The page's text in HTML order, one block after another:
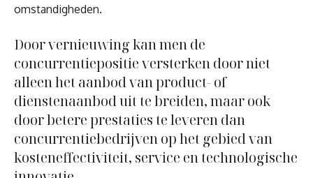
omstandigheden.
Door vernieuwing kan men de
concurrentiepositie versterken door niet
alleen het aanbod van product- of
dienstenaanbod uit te breiden, maar ook
door betere prestaties te leveren dan
concurrentiebedrijven op het gebied van
kosteneffectiviteit, service en technologische